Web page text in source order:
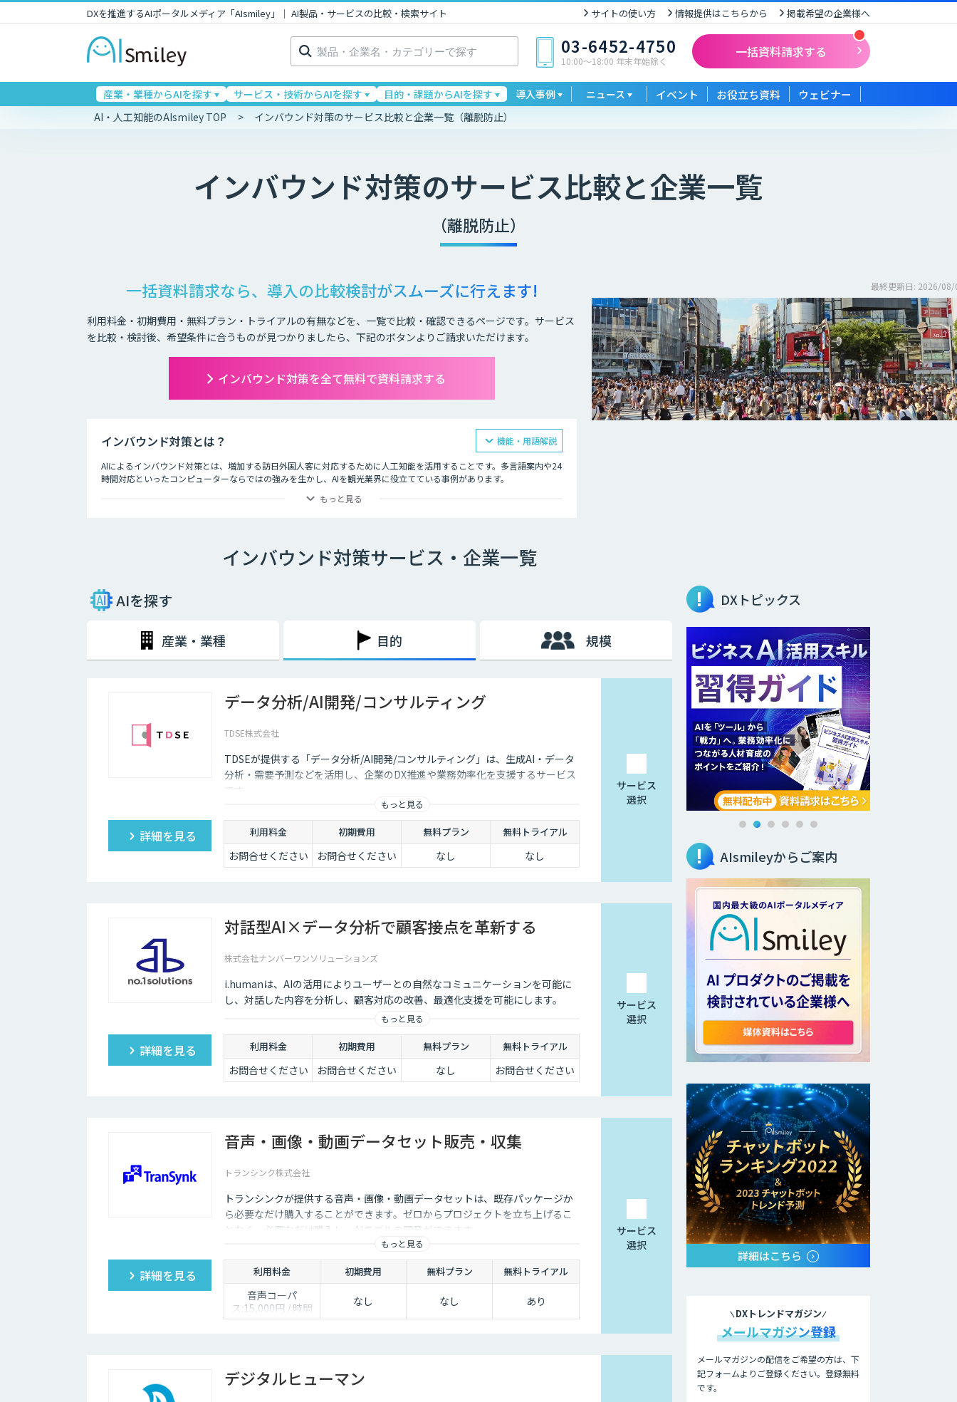
DXを推進するAIポータルメディア「AIsmiley」｜ AI製品・サービスの比較・検索サイト サイトの使い方 情報提供はこちらから 掲載希望の企業様へ
検
索: 03-6452-4750
10:00〜18:00 年末年始除く
一括資料請求する
産業・業種からAIを探す サービス・技術からAIを探す 目的・課題からAIを探す 導入事例 ニュース イベント お役立ち資料 ウェビナー
AI・人工知能のAIsmiley TOP インバウンド対策のサービス比較と企業一覧（離脱防止）
インバウンド対策のサービス比較と企業一覧
（離脱防止）
一括資料請求なら、導入の比較検討がスムーズに行えます!
利用料金・初期費用・無料プラン・トライアルの有無などを、一覧で比較・確認できるページです。サービス
を比較・検討後、希望条件に合うものが見つかりましたら、下記のボタンよりご請求いただけます。
インバウンド対策を全て無料で資料請求する
最終更新日: 2026/08/
インバウンド対策とは？
AIによるインバウンド対策とは、増加する訪日外国人客に対応するために人工知能を活用することです。多言語案内や24
時間対応といったコンピューターならではの強みを生かし、AIを観光業界に役立てている事例があります。
ホテルの予約サービスやアミューズメント施設、観光案内所などでは多言語対応のAIの導入が進んでいます。言語や営業
もっと見る
機能・用語解説
インバウンド対策サービス・企業一覧
AIを探す
産業・業種 目的 規模
データ分析/AI開発/コンサルティング
TDSE株式会社
TDSEが提供する「データ分析/AI開発/コンサルティング」は、生成AI・データ
分析・需要予測などを活用し、企業のDX推進や業務効率化を支援するサービス
です。
もっと見る
詳細を見る 利用料金 初期費用 無料プラン 無料トライアル
お問合せください お問合せください なし なし
サービス
選択
対話型AI×データ分析で顧客接点を革新する
株式会社ナンバーワンソリューションズ
i.humanは、AIの活用によりユーザーとの自然なコミュニケーションを可能に
し、対話した内容を分析し、顧客対応の改善、最適化支援を可能にします。
もっと見る
詳細を見る 利用料金 初期費用 無料プラン 無料トライアル
お問合せください お問合せください なし お問合せください
サービス
選択
音声・画像・動画データセット販売・収集
トランシンク株式会社
トランシンクが提供する音声・画像・動画データセットは、既存パッケージか
ら必要なだけ購入することができます。ゼロからプロジェクトを立ち上げるこ
となく、必要なだけ購入し、AIモデルの開発ができます。
もっと見る
詳細を見る 利用料金 初期費用 無料プラン 無料トライアル
音声コーパ
ス:15,000円 / 時間
人物写真画像収
なし なし あり
サービス
選択
デジタルヒューマン
DXトピックス
AIsmileyからご案内
DXトレンドマガジン
メールマガジン登録
メールマガジンの配信をご希望の方は、下
記フォームよりご登録ください。登録無料
です。